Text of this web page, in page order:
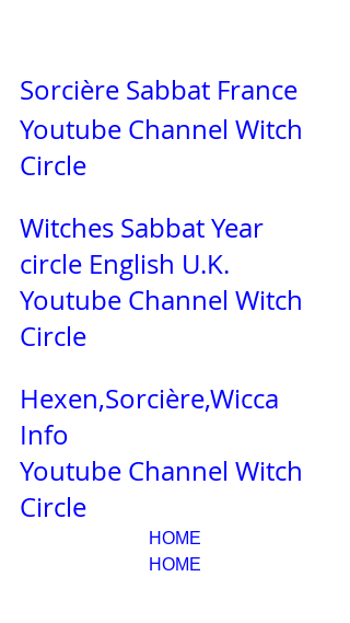
Sorcière Sabbat France
Youtube Channel Witch
Circle
Witches Sabbat Year
circle English U.K.
Youtube Channel Witch
Circle
Hexen,Sorcière,Wicca
Info
Youtube Channel Witch
Circle
HOME
HOME